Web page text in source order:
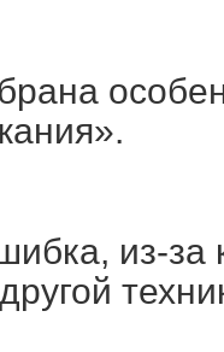
из-за